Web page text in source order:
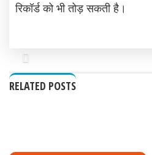
रिकॉर्ड को भी तोड़ सकती है।
Previous
RELATED POSTS